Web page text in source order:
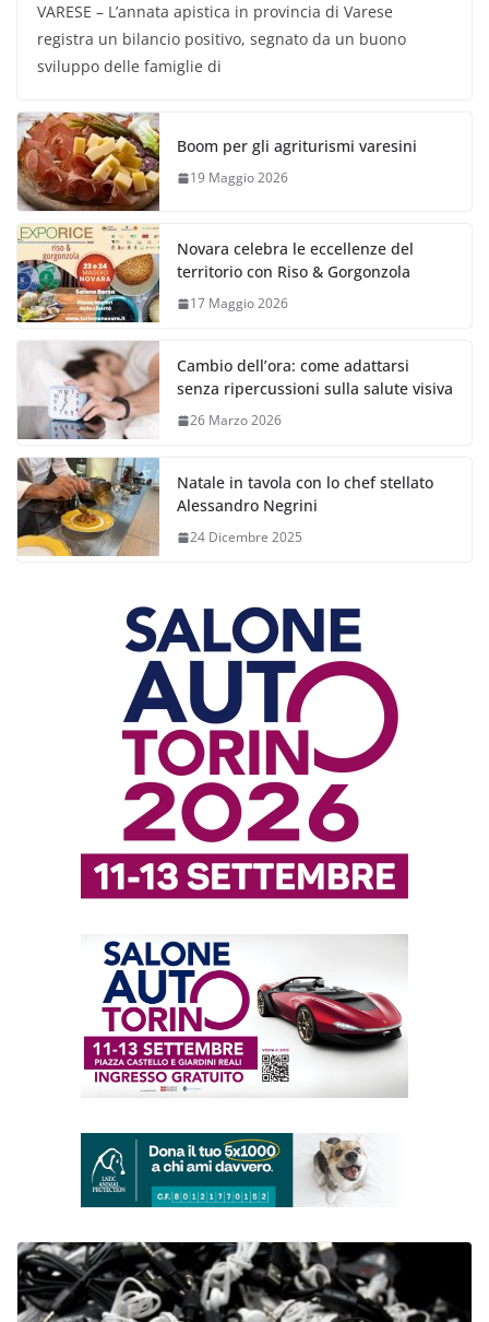
VARESE – L’annata apistica in provincia di Varese
registra un bilancio positivo, segnato da un buono
sviluppo delle famiglie di
Boom per gli agriturismi varesini
19 Maggio 2026
Novara celebra le eccellenze del
territorio con Riso & Gorgonzola
17 Maggio 2026
Cambio dell’ora: come adattarsi
senza ripercussioni sulla salute visiva
26 Marzo 2026
Natale in tavola con lo chef stellato
Alessandro Negrini
24 Dicembre 2025